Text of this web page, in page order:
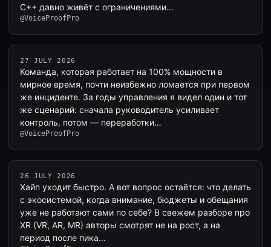
C++ давно живёт с ограничениями…
@VoiceProofPro
27 JULY 2026
Команда, которая работает на 100% мощности в
мирное время, почти неизбежно ломается при первом
же инциденте. За годы управления я видел один и тот
же сценарий: сначала руководитель усиливает
контроль, потом — переработки…
@VoiceProofPro
26 JULY 2026
Хайп уходит быстро. А вот вопрос остаётся: что делать
с экосистемой, когда внимание, бюджеты и обещания
уже не работают сами по себе? В свежем разборе про
XR (VR, AR, MR) авторы смотрят не на рост, а на
период после пика…